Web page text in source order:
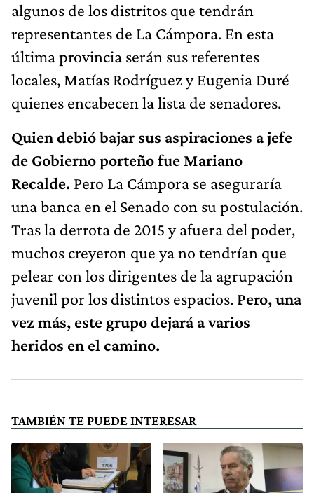
algunos de los distritos que tendrán
representantes de La Cámpora. En esta
última provincia serán sus referentes
locales, Matías Rodríguez y Eugenia Duré
quienes encabecen la lista de senadores.
Quien debió bajar sus aspiraciones a jefe
de Gobierno porteño fue Mariano
Recalde. Pero La Cámpora se aseguraría
una banca en el Senado con su postulación.
Tras la derrota de 2015 y afuera del poder,
muchos creyeron que ya no tendrían que
pelear con los dirigentes de la agrupación
juvenil por los distintos espacios. Pero, una
vez más, este grupo dejará a varios
heridos en el camino.
TAMBIÉN TE PUEDE INTERESAR